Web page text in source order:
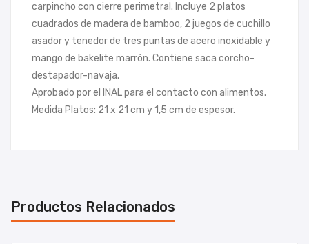
carpincho con cierre perimetral. Incluye 2 platos
cuadrados de madera de bamboo, 2 juegos de cuchillo
asador y tenedor de tres puntas de acero inoxidable y
mango de bakelite marrón. Contiene saca corcho-
destapador-navaja.
Aprobado por el INAL para el contacto con alimentos.
Medida Platos: 21 x 21 cm y 1,5 cm de espesor.
Productos Relacionados